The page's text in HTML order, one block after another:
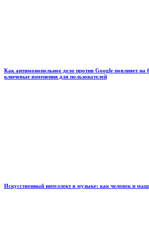
Как антимонопольное дело против Google повлияет на
ключевые изменения для пользователей
Искусственный интеллект в музыке: как человек и